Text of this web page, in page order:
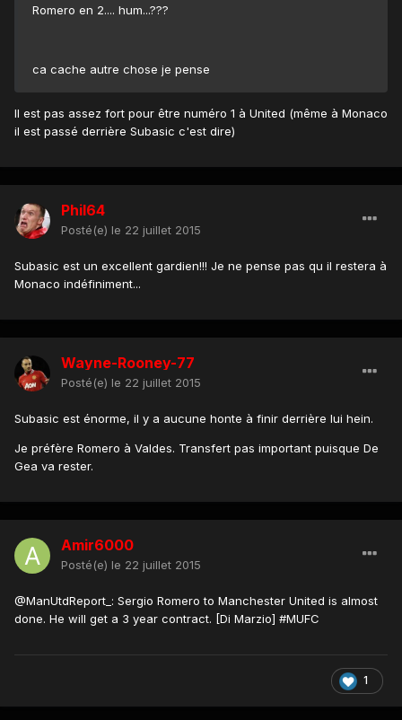
Romero en 2.... hum...???
ca cache autre chose je pense
Il est pas assez fort pour être numéro 1 à United (même à Monaco
il est passé derrière Subasic c'est dire)
Phil64
Posté(e) le 22 juillet 2015
Subasic est un excellent gardien!!! Je ne pense pas qu il restera à
Monaco indéfiniment...
Wayne-Rooney-77
Posté(e) le 22 juillet 2015
Subasic est énorme, il y a aucune honte à finir derrière lui hein.
Je préfère Romero à Valdes. Transfert pas important puisque De
Gea va rester.
Amir6000
Posté(e) le 22 juillet 2015
@ManUtdReport_: Sergio Romero to Manchester United is almost
done. He will get a 3 year contract. [Di Marzio] #MUFC
1